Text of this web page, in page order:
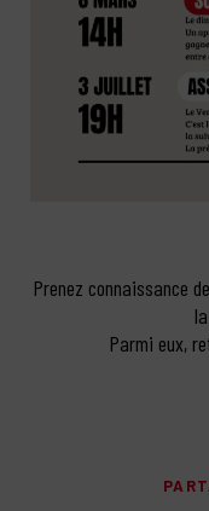
Prenez connaissance
Parmi eux,